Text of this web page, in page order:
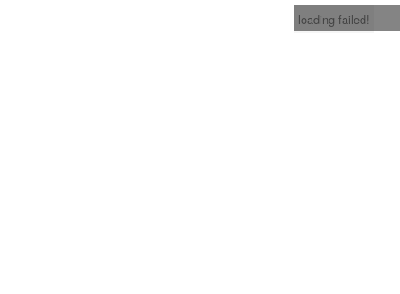
loading failed!